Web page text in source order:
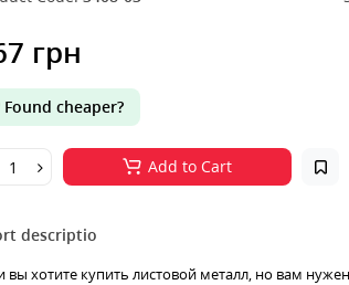
грн
Found cheaper?
Add to Cart
descriptio
вы хотите купить листовой металл, но вам